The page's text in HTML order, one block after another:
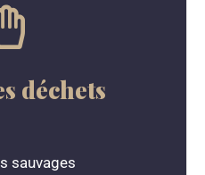
déchets
sauvages